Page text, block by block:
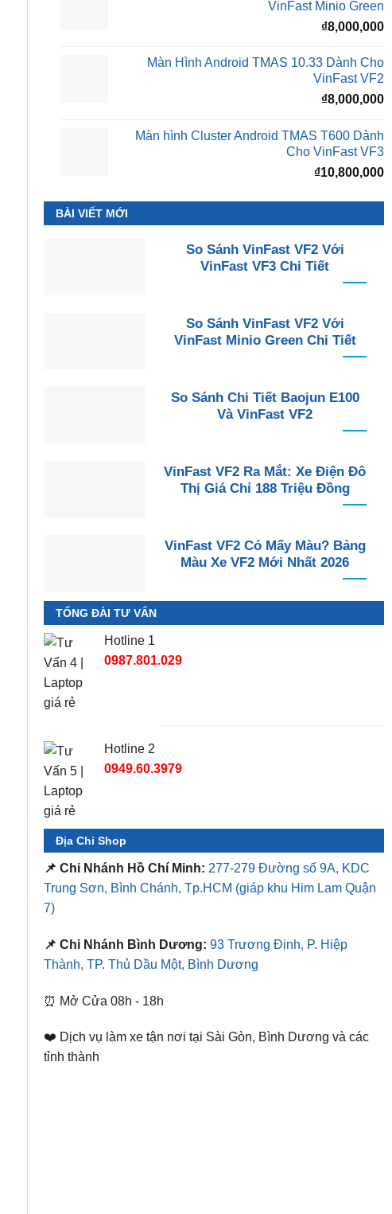
VinFast Minio Green
₫8,000,000
Màn Hình Android TMAS 10.33 Dành Cho
VinFast VF2
₫8,000,000
Màn hình Cluster Android TMAS T600 Dành
Cho VinFast VF3
₫10,800,000
BÀI VIẾT MỚI
So Sánh VinFast VF2 Với
VinFast VF3 Chi Tiết
So Sánh VinFast VF2 Với
VinFast Minio Green Chi Tiết
So Sánh Chi Tiết Baojun E100
Và VinFast VF2
VinFast VF2 Ra Mắt: Xe Điện Đô
Thị Giá Chỉ 188 Triệu Đồng
VinFast VF2 Có Mấy Màu? Bảng
Màu Xe VF2 Mới Nhất 2026
TỔNG ĐÀI TƯ VẤN
Hotline 1
0987.801.029
Hotline 2
0949.60.3979
Địa Chỉ Shop
📌 Chi Nhánh Hồ Chí Minh: 277-279 Đường số 9A, KDC
Trung Sơn, Bình Chánh, Tp.HCM (giáp khu Him Lam Quận
7)
📌 Chi Nhánh Bình Dương: 93 Trương Định, P. Hiệp
Thành, TP. Thủ Dầu Một, Bình Dương
⏰ Mở Cửa 08h - 18h
❤️ Dịch vụ làm xe tận nơi tại Sài Gòn, Bình Dương và các
tỉnh thành